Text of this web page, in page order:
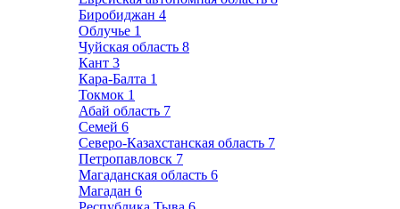
Биробиджан 4
Облучье 1
Чуйская область 8
Кант 3
Кара-Балта 1
Токмок 1
Абай область 7
Семей 6
Северо-Казахстанская область 7
Петропавловск 7
Магаданская область 6
Магадан 6